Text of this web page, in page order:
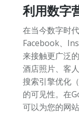
利用数字
在当今数字时
Facebook、
来接触更广泛
酒店照片、客
搜索引擎优化
的可见性。在
可以为您的网站